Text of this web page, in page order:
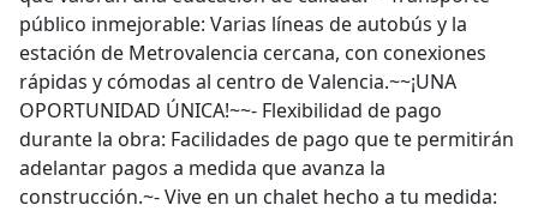
público inmejorable: Varias líneas de autobús y la
estación de Metrovalencia cercana, con conexiones
rápidas y cómodas al centro de Valencia.~~¡UNA
OPORTUNIDAD ÚNICA!~~- Flexibilidad de pago
durante la obra: Facilidades de pago que te permitirán
adelantar pagos a medida que avanza la
construcción.~- Vive en un chalet hecho a tu medida: